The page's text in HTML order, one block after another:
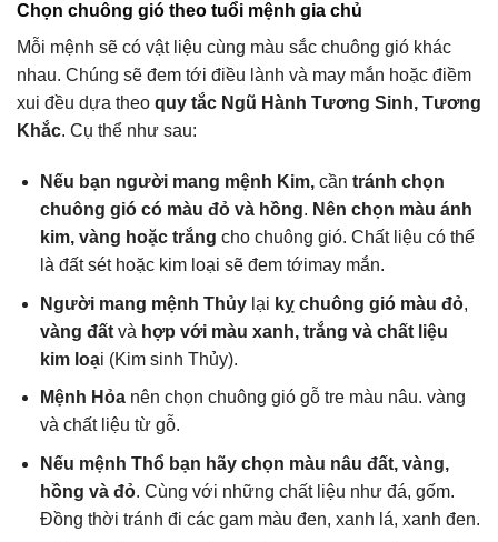
Chọn chuông gió theo tuổi mệnh gia chủ
Mỗi mệnh sẽ có vật liệu cùng màu sắc chuông gió khác
nhau. Chúng sẽ đem tới điều lành và may mắn hoặc điềm
xui đều dựa theo quy tắc Ngũ Hành Tương Sinh, Tương
Khắc. Cụ thể như sau:
Nếu bạn người mang mệnh Kim,cần tránh chọn
chuông gió có màu đỏ và hồng. Nên chọn màu ánh
kim, vàng hoặc trắng cho chuông gió. Chất liệu có thể
là đất sét hoặc kim loại sẽ đem tớimay mắn.
Người mang mệnh Thủylại kỵ chuông gió màu đỏ,
vàng đấtvà hợp với màu xanh, trắng và chất liệu
kim loại (Kim sinh Thủy).
Mệnh Hỏanên chọn chuông gió gỗ tre màu nâu. vàng
và chất liệu từ gỗ.
Nếu mệnh Thổ bạn hãy chọn màu nâu đất, vàng,
hồng và đỏ. Cùng với những chất liệu như đá, gốm.
Đồng thời tránh đi các gam màu đen, xanh lá, xanh đen.